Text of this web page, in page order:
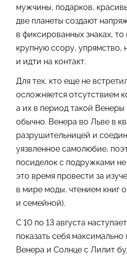
мужчины, подарков,
две планеты создают
в фиксированных знаках,
крупную ссору, упрямство,
и идти на контакт.
Для тех, кто еще не
осложняется отсутствием
а их в период такой
обычно. Венера во Льве в
разрушительницей и
уязвленное самолюбие,
посиделок с подружками
это время провести за
в мире моды, чтением книг
и семейной).
С 10 по 13 августа
показать себя максимально
Венера и Солнце с Лилит